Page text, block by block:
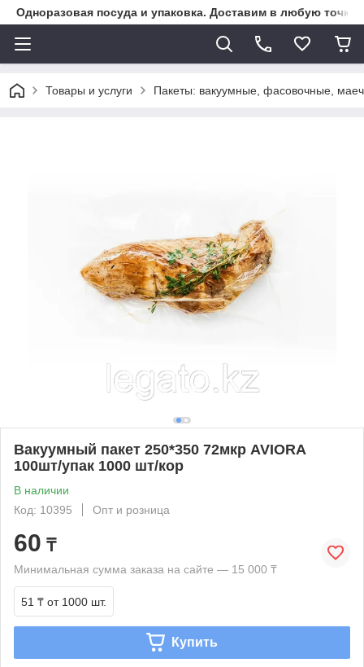
Одноразовая посуда и упаковка. Доставим в любую точку
Товары и услуги Пакеты: вакуумные, фасовочные,
Вакуумный пакет 250*350 72мкр AVIORA
100шт/упак 1000 шт/кор
В наличии
Код: 10395
Опт и розница
60 ₸
Минимальная сумма заказа на сайте — 15 000 ₸
51 ₸ от 1000 шт.
Купить